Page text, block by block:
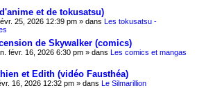
et de tokusatsu)
25, 2026 12:39 pm » dans Les tokusatsu -
de Skywalker (comics)
févr. 16, 2026 6:30 pm » dans Les comics et mangas
et Edith (vidéo Fausthéa)
16, 2026 12:32 pm » dans Le Silmarillion